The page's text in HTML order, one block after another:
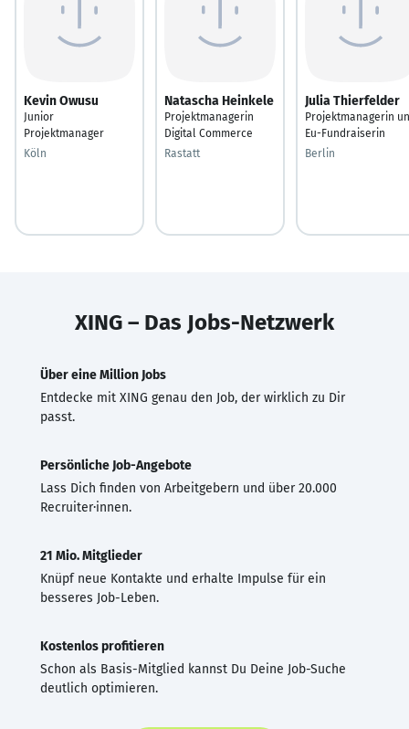
Kevin Owusu
Junior
Projektmanager
Köln
Natascha Heinkele
Projektmanagerin
Digital Commerce
Rastatt
Julia Thierfelder
Projektmanagerin
Eu-Fundraiserin
Berlin
XING – Das Jobs-Netzwerk
Über eine Million Jobs
Entdecke mit XING genau den Job, der wirklich zu Dir
passt.
Persönliche Job-Angebote
Lass Dich finden von Arbeitgebern und über 20.000
Recruiter·innen.
21 Mio. Mitglieder
Knüpf neue Kontakte und erhalte Impulse für ein
besseres Job-Leben.
Kostenlos profitieren
Schon als Basis-Mitglied kannst Du Deine Job-Suche
deutlich optimieren.